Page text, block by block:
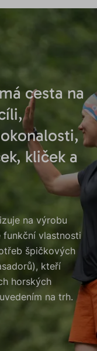
cesta na
kliček a
na výrobu
vlastnosti
špičkových
kteří
horských
na trh.